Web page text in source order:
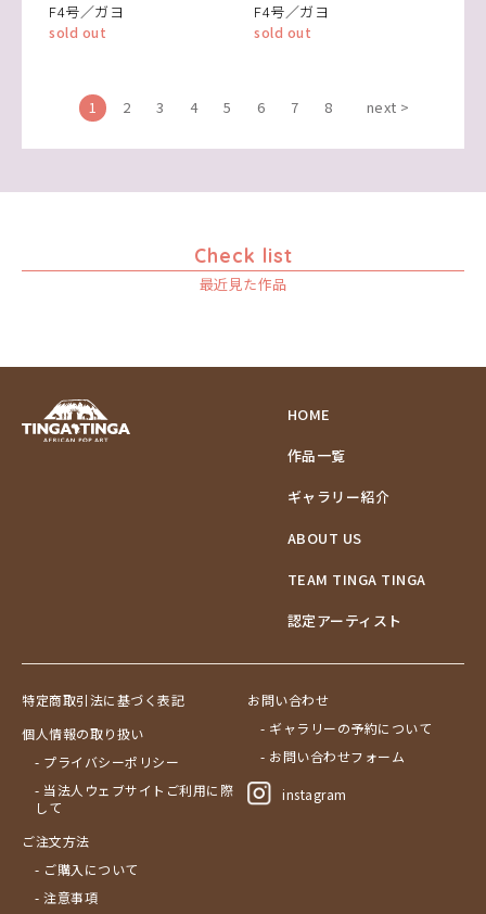
F4号／ガヨ
sold out
F4号／ガヨ
sold out
1 2 3 4 5 6 7 8 next >
Check list
最近見た作品
HOME
作品一覧
ギャラリー紹介
ABOUT US
TEAM TINGA TINGA
認定アーティスト
特定商取引法に基づく表記
個人情報の取り扱い
- プライバシーポリシー
- 当法人ウェブサイトご利用に際
して
ご注文方法
- ご購入について
- 注意事項
お問い合わせ
- ギャラリーの予約について
- お問い合わせフォーム
instagram